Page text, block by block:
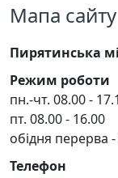
Мапа сайту
Пирятинська
Режим роботи
пн.-чт. 08.00 -
пт. 08.00 - 16.00
обідня перерва
Телефон